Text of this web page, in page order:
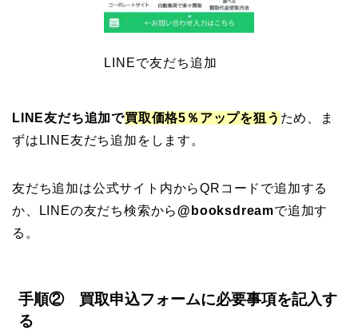
LINEで友だち追加
LINE友だち追加で買取価格5％アップを狙う ため、ま
ずはLINE友だち追加をします。
友だち追加は公式サイト内からQRコードで追加する
か、LINEの友だち検索から @booksdreamで追加す
る。
手順② 買取申込フォームに必要事項を記入す
る